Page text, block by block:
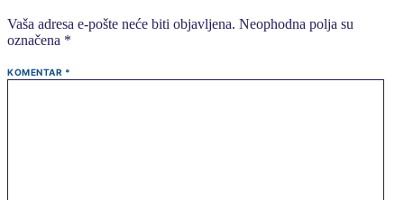
Vaša adresa e-pošte neće biti objavljena. Neophodna polja su
označena *
KOMENTAR *